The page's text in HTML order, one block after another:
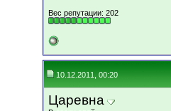
Вес репутации: 202
10.12.2011, 00:20
Царевна